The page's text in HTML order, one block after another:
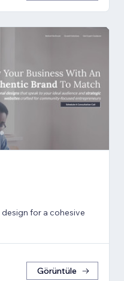
for a cohesive
Görüntüle